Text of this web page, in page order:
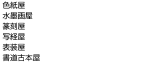
色紙屋
水墨画屋
篆刻屋
写経屋
表装屋
書道古本屋